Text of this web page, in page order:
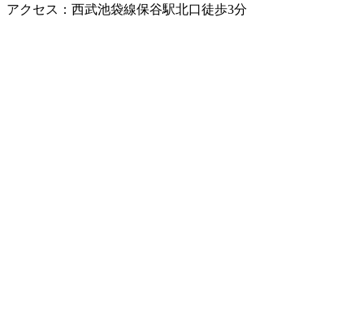
アクセス：西武池袋線保谷駅北口徒歩3分